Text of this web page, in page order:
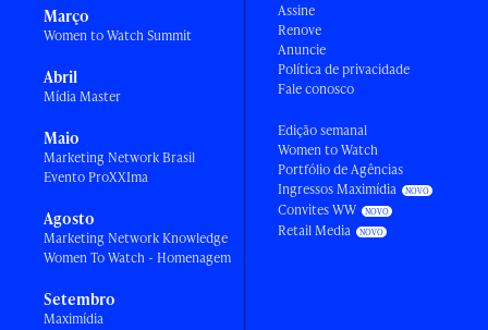
Março
Women to Watch Summit
Abril
Mídia Master
Maio
Marketing Network Brasil
Evento ProXXIma
Agosto
Marketing Network Knowledge
Women To Watch - Homenagem
Setembro
Maximídia
Assine
Renove
Anuncie
Política de privacidade
Fale conosco
Edição semanal
Women to Watch
Portfólio de Agências
Ingressos Maximídia
Convites WW
Retail Media